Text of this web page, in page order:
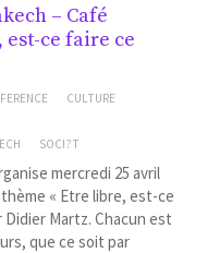
– Café
ce faire ce
CULTURE
SOCI?T
mercredi 25 avril
« Etre libre, est-ce
Didier Martz. Chacun est
que ce soit par